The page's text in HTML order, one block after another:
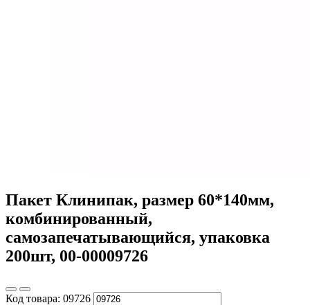
Пакет Клинипак, размер 60*140мм,
комбинированный,
самозапечатывающийся, упаковка
200шт, 00-00009726
Код товара: 09726